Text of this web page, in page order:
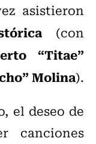
asistieron
(con
“Titae”
Molina).
el deseo de
canciones